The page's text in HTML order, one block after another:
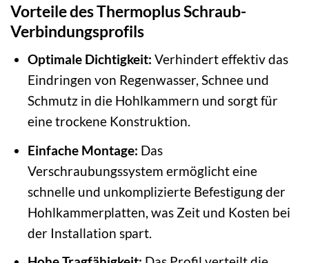
Vorteile des Thermoplus Schraub-
Verbindungsprofils
Optimale Dichtigkeit: Verhindert effektiv das
Eindringen von Regenwasser, Schnee und
Schmutz in die Hohlkammern und sorgt für
eine trockene Konstruktion.
Einfache Montage: Das
Verschraubungssystem ermöglicht eine
schnelle und unkomplizierte Befestigung der
Hohlkammerplatten, was Zeit und Kosten bei
der Installation spart.